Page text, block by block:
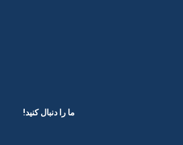
ما را دنبال کنید! ​